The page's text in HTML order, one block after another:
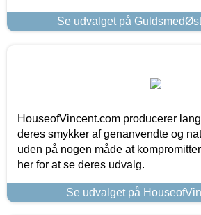
Se udvalget på
HouseofVincent.com producerer
deres smykker af genanvendte og
uden på nogen måde at
her for at se deres udvalg.
Se udvalget på